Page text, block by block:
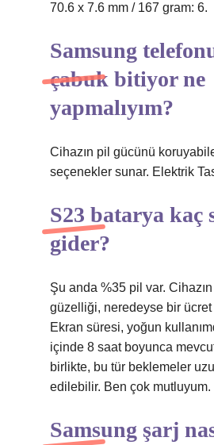
70.6 x 7.6 mm / 167 gram: 6.
Samsung
çabuk bitiyor ne
yapmalıyım?
Cihazın pil gücünü
seçenekler sunar. Elektrik
S23 batarya kaç
gider?
Şu anda %35 pil var.
güzelliği, neredeyse bir
Ekran süresi, yoğun
içinde 8 saat boyunca
birlikte, bu tür beklemeler
edilebilir. Ben çok mutluyum.
Samsung şarj